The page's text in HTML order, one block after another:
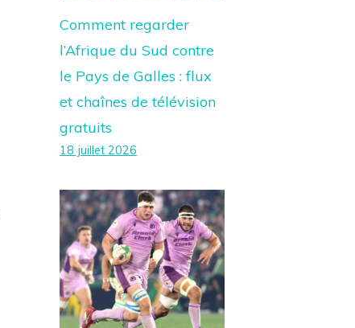
Comment regarder
l’Afrique du Sud contre
le Pays de Galles : flux
et chaînes de télévision
gratuits
18 juillet 2026